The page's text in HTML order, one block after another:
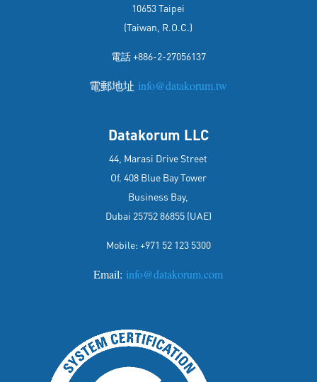
10653 Taipei
(Taiwan, R.O.C.)
電話 +886-2-27056137
電郵地址 info@datakorum.tw
Datakorum LLC
44, Marasi Drive Street
Of. 408 Blue Bay Tower
Business Bay,
Dubai 25752 86855 (UAE)
Mobile: +971 52 123 5300
Email: info@datakorum.com